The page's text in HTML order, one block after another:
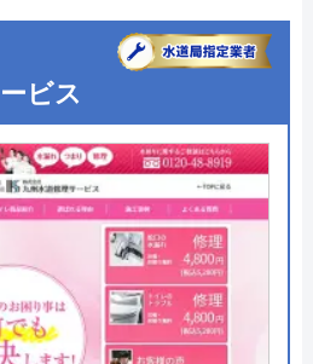
会社クリーンライフ
次
吹田市広芝町6-10
クチコミ on
410件のクチコミ）
休
積もり無料
銀行振込、クレジットカー
ンビニ後払い、QR決済
実績30万件を達成
応じて1～3年の無料点検、
証を用意
ビス